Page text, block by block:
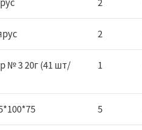
2
№ 3 20г (41 шт/
1
5